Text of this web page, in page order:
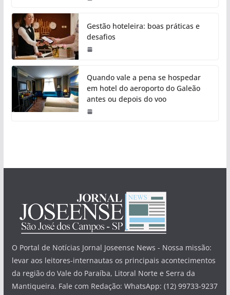
Gestão hoteleira: boas práticas e
desafios
Quando vale a pena se hospedar
em hotel do aeroporto do Galeão
antes ou depois do voo
O Portal de Notícias Jornal Joseense News - Nossa missão:
levar aos leitores-internautas os principais acontecimentos
da região do Vale do Paraíba, Litoral Norte e Serra da
Mantiqueira. Fale com Redação: WhatsApp: (12) 99733-9237